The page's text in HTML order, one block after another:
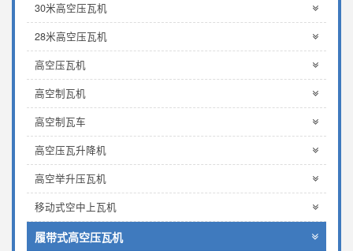
30米高空压瓦机
28米高空压瓦机
高空压瓦机
高空制瓦机
高空制瓦车
高空压瓦升降机
高空举升压瓦机
移动式空中上瓦机
履带式高空压瓦机